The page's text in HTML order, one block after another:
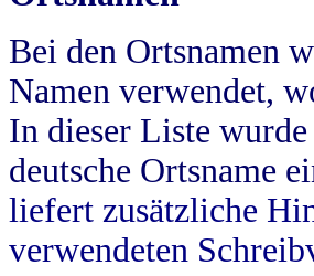
Bei den Ortsnamen
Namen verwendet,
In dieser Liste
deutsche Ortsname
liefert zusätzliche
verwendeten